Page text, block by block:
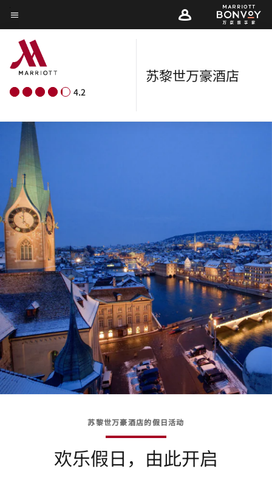
Skip
to
main
content
菜单文本
4.2
苏黎世万豪酒店
苏黎世万豪酒店的假日活动
欢乐假日，由此开启